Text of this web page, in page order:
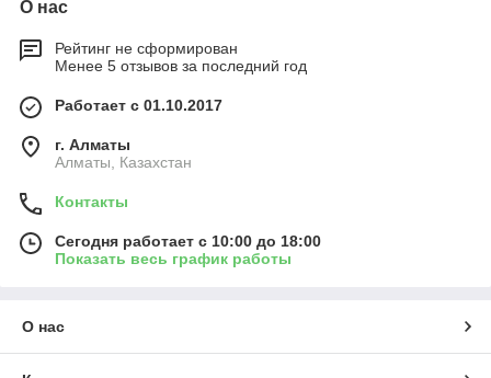
О нас
Рейтинг не сформирован
Менее 5 отзывов за последний год
Работает с 01.10.2017
г. Алматы
Алматы, Казахстан
Контакты
Сегодня работает с 10:00 до 18:00
Показать весь график работы
О нас